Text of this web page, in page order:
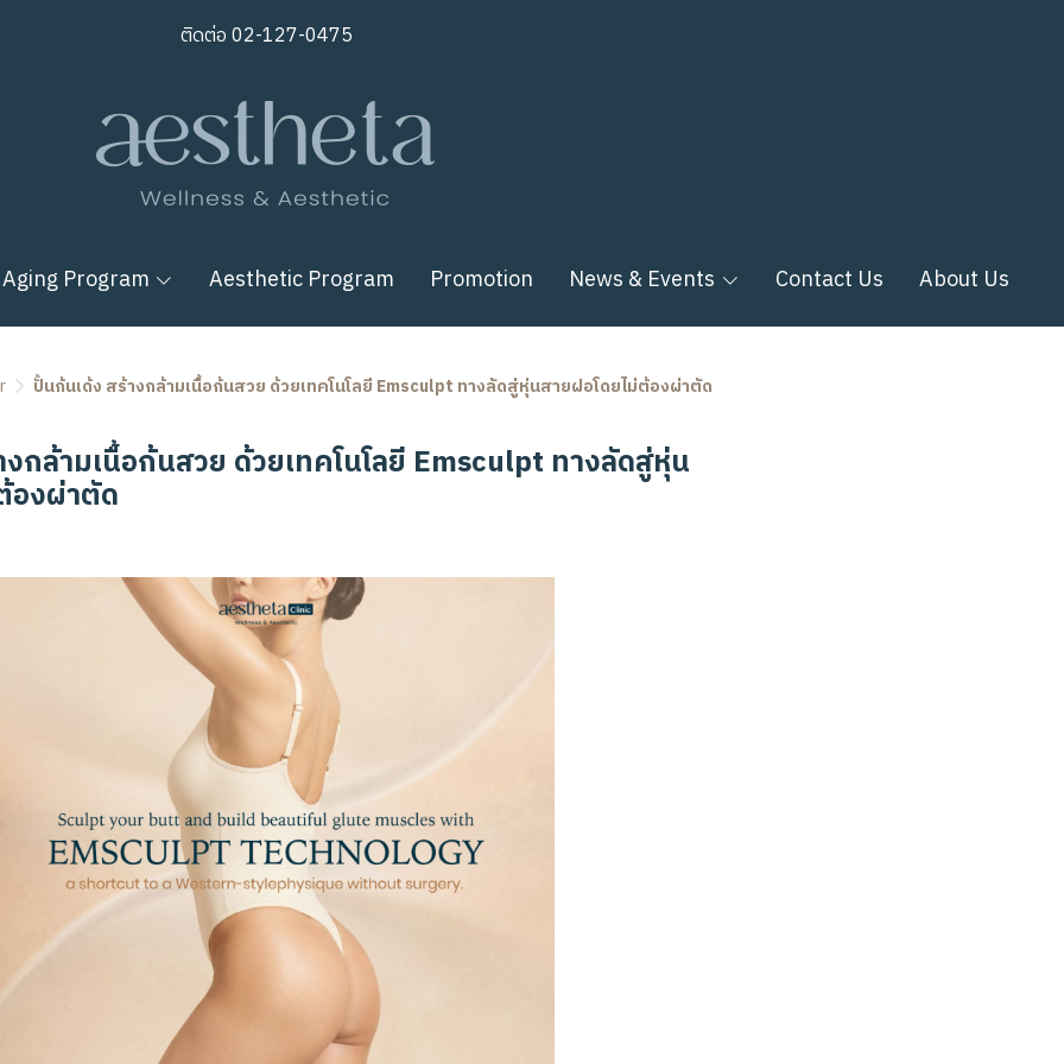
ติดต่อ02-127-0475
Program Aesthetic Program Promotion News & Events Contact Us About Us
ปั้นก้นเด้ง สร้างกล้ามเนื้อก้นสวย ด้วยเทคโนโลยี Emsculpt ทางลัดสู่หุ่นสายฝอโดยไม่ต้องผ่าตัด
กล้ามเนื้อก้นสวย ด้วยเทคโนโลยี Emsculpt ทางลัดสู่หุ่น
องผ่าตัด